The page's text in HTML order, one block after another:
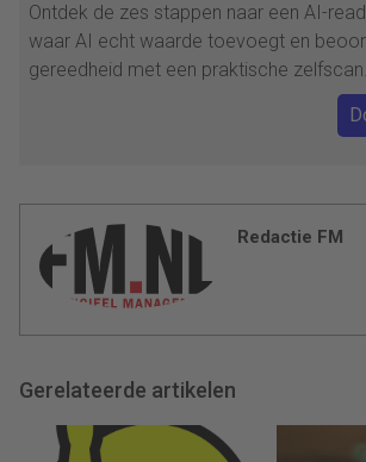
Ontdek de zes stappen naar een AI-
waar AI echt waarde toevoegt en
gereedheid met een praktische zelfscan.
Redactie FM
Gerelateerde artikelen